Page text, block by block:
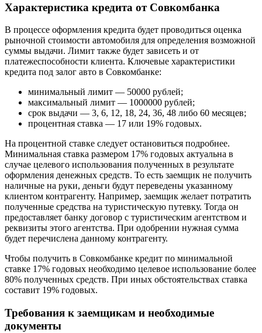
Характеристика кредита от Совкомбанка
В процессе оформления кредита будет проводиться оценка
рыночной стоимости автомобиля для определения возможной
суммы выдачи. Лимит также будет зависеть и от
платежеспособности клиента. Ключевые характеристики
кредита под залог авто в Совкомбанке:
минимальный лимит — 50000 рублей;
максимальный лимит — 1000000 рублей;
срок выдачи — 3, 6, 12, 18, 24, 36, 48 либо 60 месяцев;
процентная ставка — 17 или 19% годовых.
На процентной ставке следует остановиться подробнее.
Минимальная ставка размером 17% годовых актуальна в
случае целевого использования полученных в результате
оформления денежных средств. То есть заемщик не получить
наличные на руки, деньги будут переведены указанному
клиентом контрагенту. Например, заемщик желает потратить
полученные средства на туристическую путевку. Тогда он
предоставляет банку договор с туристическим агентством и
реквизиты этого агентства. При одобрении нужная сумма
будет перечислена данному контрагенту.
Чтобы получить в Совкомбанке кредит по минимальной
ставке 17% годовых необходимо целевое использование более
80% полученных средств. При иных обстоятельствах ставка
составит 19% годовых.
Требования к заемщикам и необходимые
документы